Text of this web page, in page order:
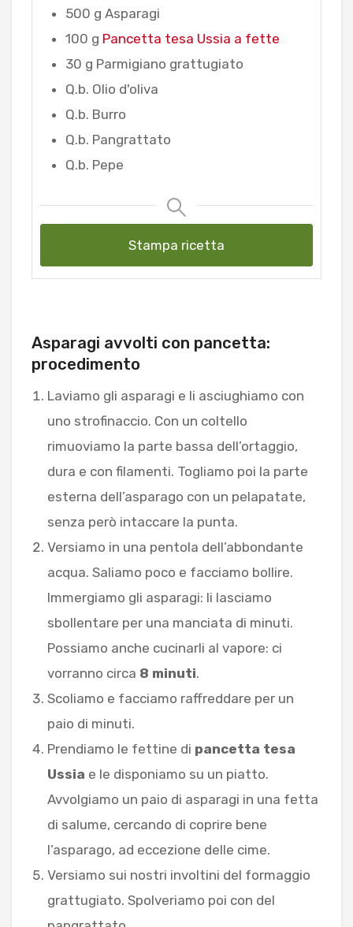
500 g Asparagi
100 g Pancetta tesa Ussia a fette
30 g Parmigiano grattugiato
Q.b. Olio d'oliva
Q.b. Burro
Q.b. Pangrattato
Q.b. Pepe
Stampa ricetta
Asparagi avvolti con pancetta:
procedimento
Laviamo gli asparagi e li asciughiamo con
uno strofinaccio. Con un coltello
rimuoviamo la parte bassa dell’ortaggio,
dura e con filamenti. Togliamo poi la parte
esterna dell’asparago con un pelapatate,
senza però intaccare la punta.
Versiamo in una pentola dell’abbondante
acqua. Saliamo poco e facciamo bollire.
Immergiamo gli asparagi: li lasciamo
sbollentare per una manciata di minuti.
Possiamo anche cucinarli al vapore: ci
vorranno circa 8 minuti.
Scoliamo e facciamo raffreddare per un
paio di minuti.
Prendiamo le fettine di pancetta tesa
Ussia e le disponiamo su un piatto.
Avvolgiamo un paio di asparagi in una fetta
di salume, cercando di coprire bene
l’asparago, ad eccezione delle cime.
Versiamo sui nostri involtini del formaggio
grattugiato. Spolveriamo poi con del